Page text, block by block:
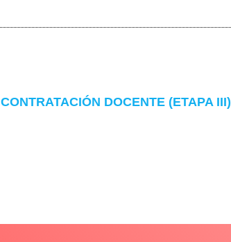
CONTRATACIÓN DOCENTE (ETAPA III)